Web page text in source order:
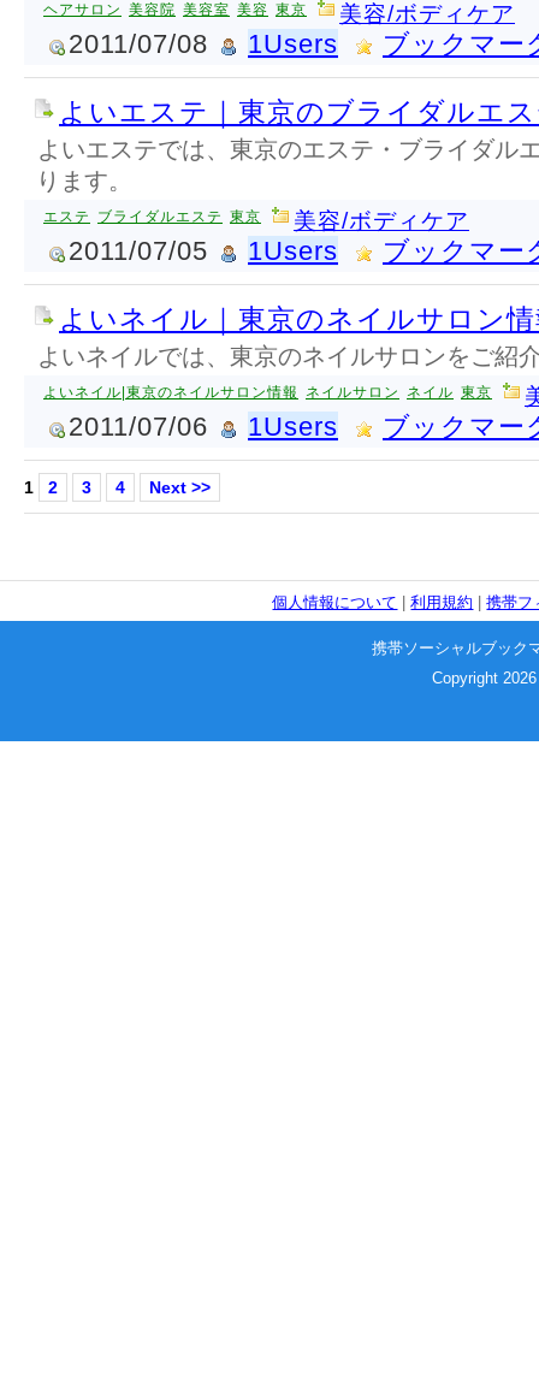
ヘアサロン 美容院 美容室 美容 東京 美容/ボディケア
2011/07/08 1Users ブックマー
よいエステ｜東京のブライダルエ
よいエステでは、東京のエステ・ブライダル
ります。
エステ ブライダルエステ 東京 美容/ボディケア
2011/07/05 1Users ブックマー
よいネイル｜東京のネイルサロン
よいネイルでは、東京のネイルサロンをご紹
よいネイル|東京のネイルサロン情報 ネイルサロン ネイル 東京
2011/07/06 1Users ブックマー
1 2 3 4 Next >>
個人情報について |利用規約 |携帯フ
携帯ソーシャルブック
Copyright